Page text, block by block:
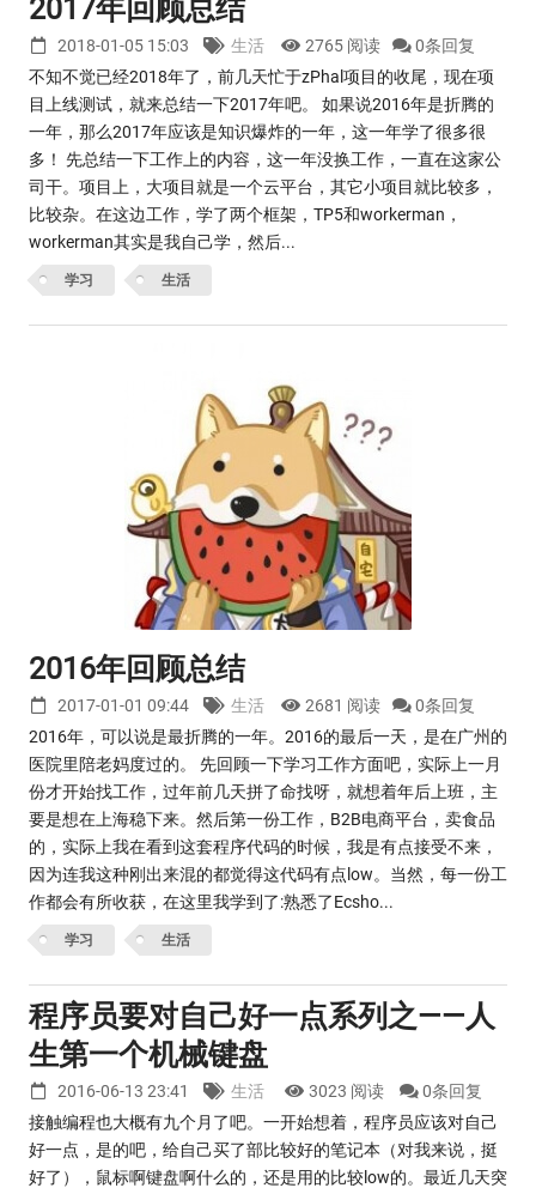
2017年回顾总结
2018-01-05 15:03 生活 2765 阅读
0条回复
不知不觉已经2018年了，前几天忙于zPhal项目的收尾，现在项
目上线测试，就来总结一下2017年吧。 如果说2016年是折腾的
一年，那么2017年应该是知识爆炸的一年，这一年学了很多很
多！ 先总结一下工作上的内容，这一年没换工作，一直在这家公
司干。项目上，大项目就是一个云平台，其它小项目就比较多，
比较杂。在这边工作，学了两个框架，TP5和workerman，
workerman其实是我自己学，然后...
学习 生活
2016年回顾总结
2017-01-01 09:44 生活 2681 阅读
0条回复
2016年，可以说是最折腾的一年。2016的最后一天，是在广州的
医院里陪老妈度过的。 先回顾一下学习工作方面吧，实际上一月
份才开始找工作，过年前几天拼了命找呀，就想着年后上班，主
要是想在上海稳下来。然后第一份工作，B2B电商平台，卖食品
的，实际上我在看到这套程序代码的时候，我是有点接受不来，
因为连我这种刚出来混的都觉得这代码有点low。当然，每一份工
作都会有所收获，在这里我学到了:熟悉了Ecsho...
学习 生活
程序员要对自己好一点系列之——人
生第一个机械键盘
2016-06-13 23:41 生活 3023 阅读
0条回复
接触编程也大概有九个月了吧。一开始想着，程序员应该对自己
好一点，是的吧，给自己买了部比较好的笔记本（对我来说，挺
好了），鼠标啊键盘啊什么的，还是用的比较low的。最近几天突